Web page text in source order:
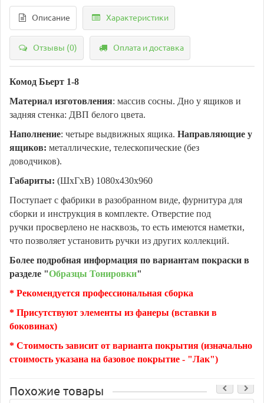
Описание Характеристики
Отзывы (0) Оплата и доставка
Комод Бьерт 1-8
Материал изготовления: массив сосны. Дно у ящиков и
задняя стенка: ДВП белого цвета.
Наполнение: четыре выдвижных ящика. Направляющие у
ящиков: металлические, телескопические (без
доводчиков).
Габариты: (ШхГхВ) 1080х430х960
Поступает с фабрики в разобранном виде, фурнитура для
сборки и инструкция в комплекте. Отверстие под
ручки просверлено не насквозь, то есть имеются наметки,
что позволяет установить ручки из других коллекций.
Более подробная информация по вариантам покраски в
разделе "Образцы Тонировки"
* Рекомендуется профессиональная сборка
* Присутствуют элементы из фанеры (вставки в
боковинах)
* Стоимость зависит от варианта покрытия (изначально
стоимость указана на базовое покрытие - "Лак")
Похожие товары